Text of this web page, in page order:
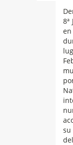
8ª
su